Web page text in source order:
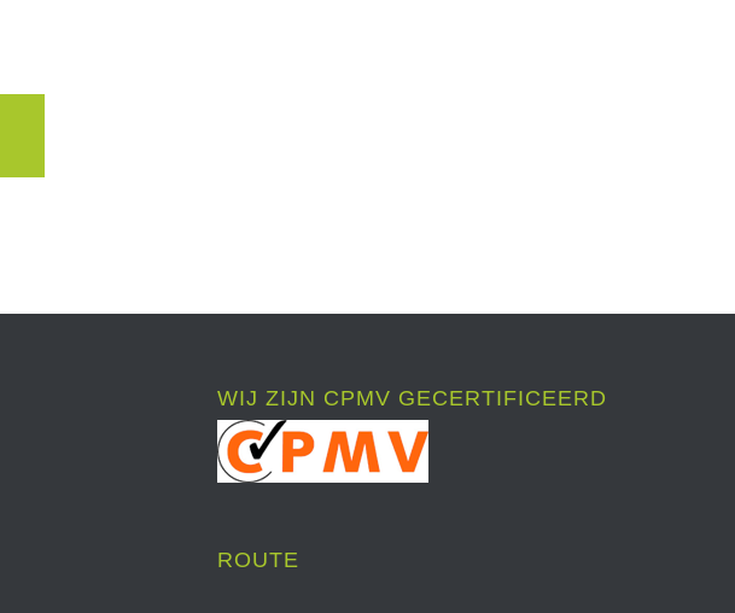
WIJ ZIJN CPMV GECERTIFICEERD
ROUTE